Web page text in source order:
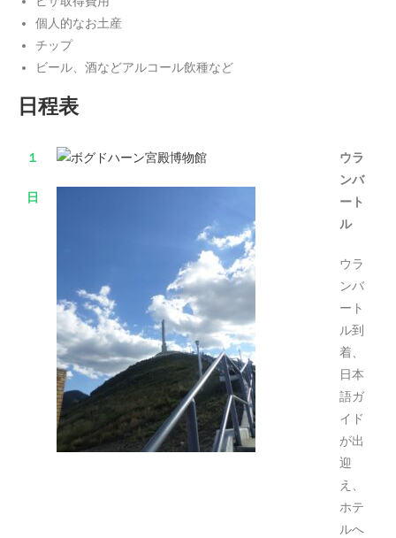
個人的なお土産
チップ
ビール、酒などアルコール飲種など
日程表
１
日
ウラ
ンバ
ート
ル
ウラ
ンバ
ート
ル到
着、
日本
語ガ
イド
が出
迎
え、
ホテ
ルへ